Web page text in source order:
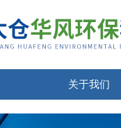
关于我们